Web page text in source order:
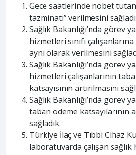
Gece saatlerinde nöbet
tazminatı” verilmesini
Sağlık Bakanlığı’nda görev
hizmetleri sınıfı
ayni olarak verilmesini
Sağlık Bakanlığı’nda görev
hizmetleri çalışanlarının
katsayısının artırılmasını
Sağlık Bakanlığı’nda görev
taban ödeme katsayılarının
sağladık.
Türkiye İlaç ve Tıbbi Cihaz
laboratuvarda çalışan sağlık